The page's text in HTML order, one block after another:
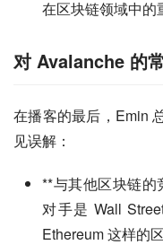
在区块链领域中的
对 Avalanche 的
在播客的最后，Emin
见误解：
**与其他区块链的
对手是 Wall
Ethereum 这样的区